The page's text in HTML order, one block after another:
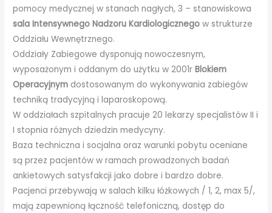
pomocy medycznej w stanach nagłych, 3 – stanowiskowa
sala Intensywnego Nadzoru Kardiologicznegow strukturze
Oddziału Wewnętrznego.
Oddziały Zabiegowe dysponują nowoczesnym,
wyposażonym i oddanym do użytku w 2001rBlokiem
Operacyjnym dostosowanym do wykonywania zabiegów
techniką tradycyjną i laparoskopową.
W oddziałach szpitalnych pracuje 20 lekarzy specjalistów II i
I stopnia różnych dziedzin medycyny.
Baza techniczna i socjalna oraz warunki pobytu oceniane
są przez pacjentów w ramach prowadzonych badań
ankietowych satysfakcji jako dobre i bardzo dobre.
Pacjenci przebywają w salach kilku łóżkowych / 1, 2, max 5/,
mają zapewnioną łączność telefoniczną, dostęp do